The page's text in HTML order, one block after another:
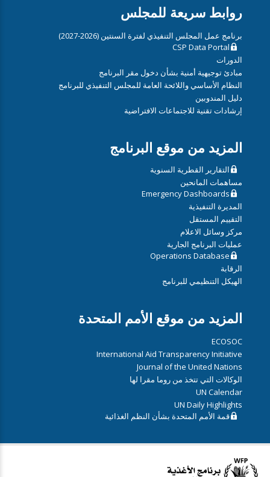
روابط سريعة للمجلس
برنامج عمل المجلس التنفيذي لفترة السنتين (2026-2027)
CSP Data Portal
الدورات
مبادئ توجيهية أمنية بشأن دخول مقر البرنامج
النظام الأساسي واللائحة العامة للمجلس التنفيذي للبرنامج
دليل المندوبين
إرشادات تقنية للاجتماعات الافتراضية
المزيد من موقع البرنامج
التقارير القطرية السنوية
مساهمات المانحين
Emergency Dashboards
المديرة التنفيذية
التقييم المستقل
مركز وسائل الاعلام
عمليات البرنامج الجارية
Operations Database
الرقابة
الهيكل التنظيمي للبرنامج
المزيد من موقع الأمم المتحدة
ECOSOC
International Aid Transparency Initiative
Journal of the United Nations
الوكالات التي تتخذ من روما مقرا لها
UN Calendar
UN Daily Highlights
قمة الأمم المتحدة بشأن النظم الغذائية